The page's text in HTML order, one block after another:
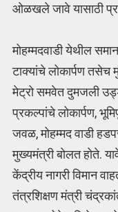
ओळखले जावे यासाठी
मोहम्मदवाडी येथील
टाक्यांचे लोकार्पण तसेच
मेट्रो समवेत दुमजली
प्रकल्पांचे लोकार्पण,
जवळ, मोहम्मद वाडी
मुख्यमंत्री बोलत होते.
केंद्रीय नागरी विमान
तंत्रशिक्षण मंत्री